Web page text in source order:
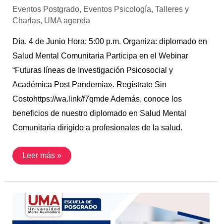
Eventos Postgrado, Eventos Psicología, Talleres y
Charlas, UMA agenda
Día. 4 de Junio Hora: 5:00 p.m. Organiza: diplomado en
Salud Mental Comunitaria Participa en el Webinar
“Futuras líneas de Investigación Psicosocial y
Académica Post Pandemia». Regístrate Sin
Costohttps://wa.link/f7qmde Además, conoce los
beneficios de nuestro diplomado en Salud Mental
Comunitaria dirigido a profesionales de la salud.
Leer más »
16
Mayo
Charla